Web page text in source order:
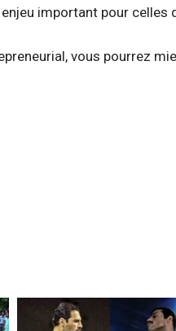
important pour celles
vous pourrez